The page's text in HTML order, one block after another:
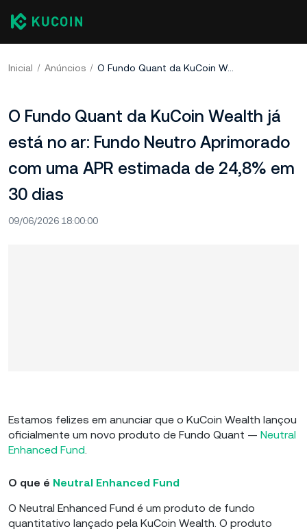
Inicial Anúncios O Fundo Quant da KuCoin Wealth já está no ar: Fundo Neutro Aprimorado com uma APR estimada de 24,8% em 30 dias
O Fundo Quant da KuCoin Wealth já
está no ar: Fundo Neutro Aprimorado
com uma APR estimada de 24,8% em
30 dias
09/06/2026 18:00:00
Estamos felizes em anunciar que o KuCoin Wealth lançou
oficialmente um novo produto de Fundo Quant — Neutral
Enhanced Fund.
O que é Neutral Enhanced Fund
O Neutral Enhanced Fund é um produto de fundo
quantitativo lançado pela KuCoin Wealth. O produto